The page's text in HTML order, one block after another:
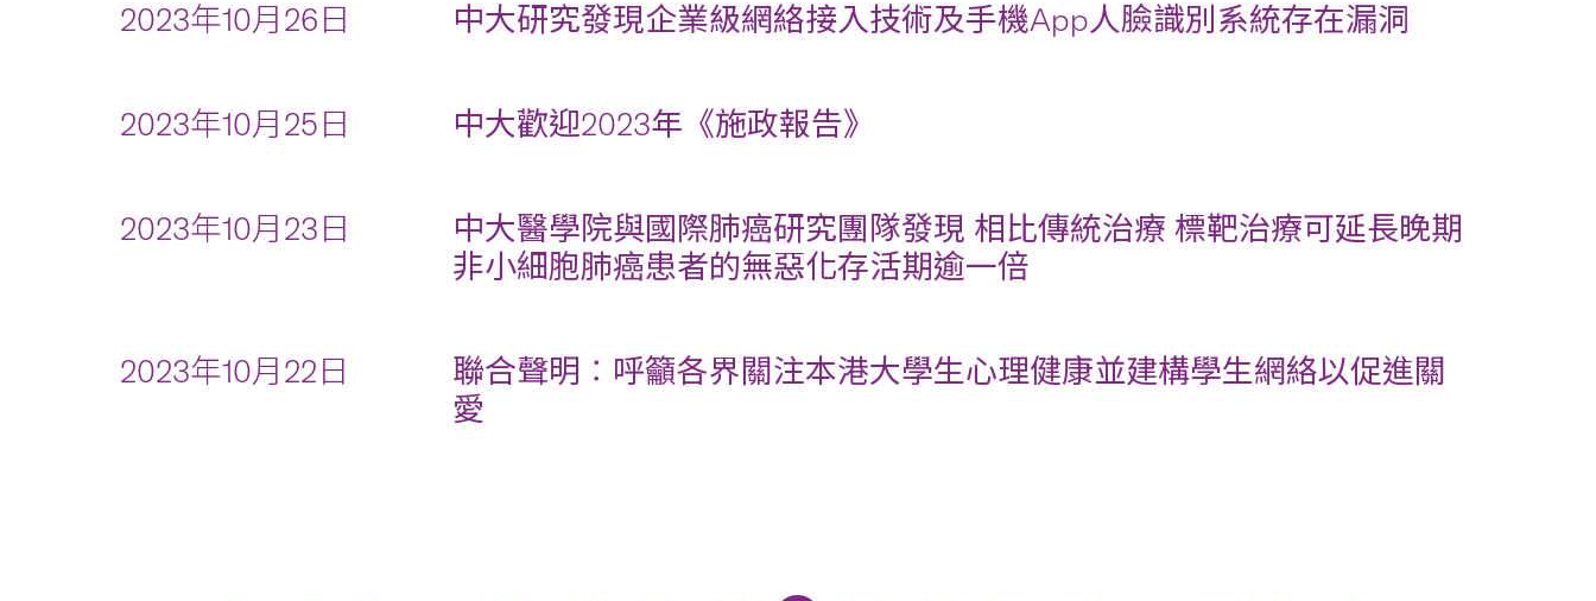
2023年10月26日 中大研究發現企業級網絡接入技術及手機App人臉識別系統存在漏洞
2023年10月25日 中大歡迎2023年《施政報告》
2023年10月23日
中大醫學院與國際肺癌研究團隊發現 相比傳統治療 標靶治療可延長晚期
非小細胞肺癌患者的無惡化存活期逾一倍
2023年10月22日
聯合聲明︰呼籲各界關注本港大學生心理健康並建構學生網絡以促進關
愛